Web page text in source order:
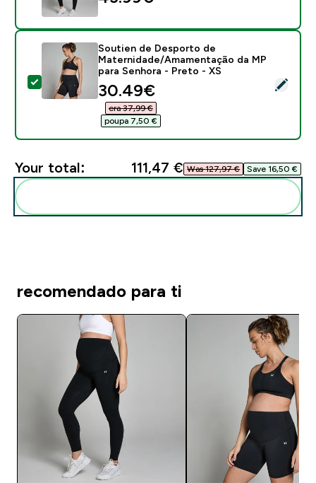
Select this product - Soutien de Desporto de
Soutien de Desporto de
Maternidade/Amamentação da MP
para Senhora - Preto - XS
discounted price
30.49€‎
era 37,99 €‎
poupa 7,50 €‎
Your total: 111,47 €‎ Was 127,97 €‎ Save 16,50 €‎
recomendado para ti